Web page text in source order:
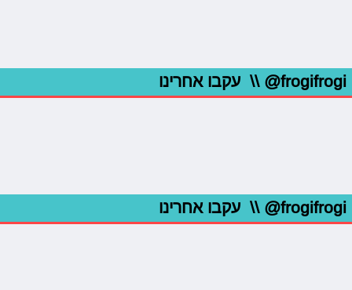
@frogifrogi \\ עקבו אחרינו
@frogifrogi \\ עקבו אחרינו